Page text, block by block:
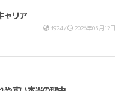
ャリア
1924 / 2026年05月12日